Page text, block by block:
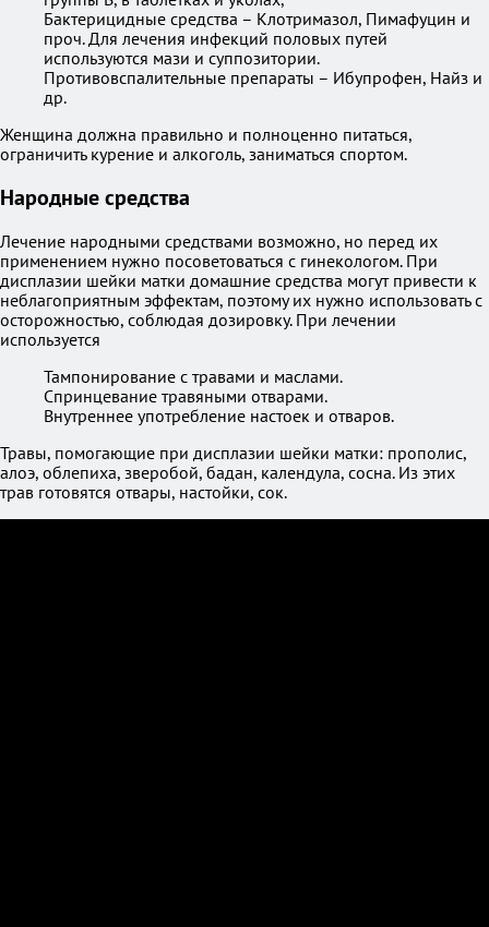
Бактерицидные средства – Клотримазол, Пимафуцин и
проч. Для лечения инфекций половых путей
используются мази и суппозитории.
Противовспалительные препараты – Ибупрофен, Найз и
др.
Женщина должна правильно и полноценно питаться,
ограничить курение и алкоголь, заниматься спортом.
Народные средства
Лечение народными средствами возможно, но перед их
применением нужно посоветоваться с гинекологом. При
дисплазии шейки матки домашние средства могут привести к
неблагоприятным эффектам, поэтому их нужно использовать с
осторожностью, соблюдая дозировку. При лечении
используется
Тампонирование с травами и маслами.
Спринцевание травяными отварами.
Внутреннее употребление настоек и отваров.
Травы, помогающие при дисплазии шейки матки: прополис,
алоэ, облепиха, зверобой, бадан, календула, сосна. Из этих
трав готовятся отвары, настойки, сок.